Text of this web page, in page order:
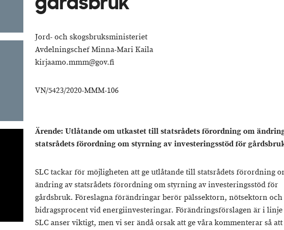
Jord- och skogsbruksministeriet
Avdelningschef Minna-Mari Kaila
kirjaamo.mmm@gov.fi
VN/5423/2020-MMM-106
Ärende: Utlåtande om utkastet till statsrådets förordning om
statsrådets förordning om styrning av investeringsstöd för
SLC tackar för möjligheten att ge utlåtande till statsrådets förordning
ändring av statsrådets förordning om styrning av investeringsstöd för
gårdsbruk. Föreslagna förändringar berör pälssektorn, nötsektorn och
bidragsprocent vid energiinvesteringar. Förändringsförslagen är i linje
SLC anser viktigt, men vi ser ändå orsak att ge våra kommenterar så att